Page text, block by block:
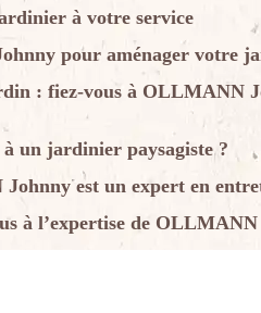
à votre service
pour aménager votre
: fiez-vous à OLLMANN
un jardinier paysagiste ?
est un expert en
à l’expertise de